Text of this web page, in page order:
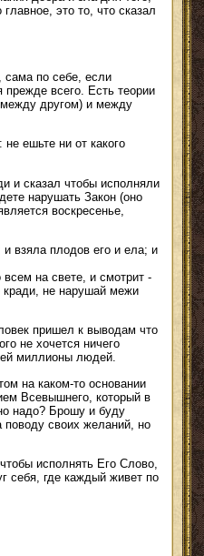
это то, что сказал
сама по себе, если
всего. Есть теории
другом) и между
ешьте ни от какого
и сказал чтобы исполняли
нарушать Закон (оно
воскресенье,
взяла плодов его и ела; и
на свете, и смотрит -
кради, не нарушай межи
пришел к выводам что
не хочется ничего
миллионы людей.
на каком-то основании
Всевышнего, который в
надо? Брошу и буду
поводу своих желаний, но
исполнять Его Слово,
себя, где каждый живет по